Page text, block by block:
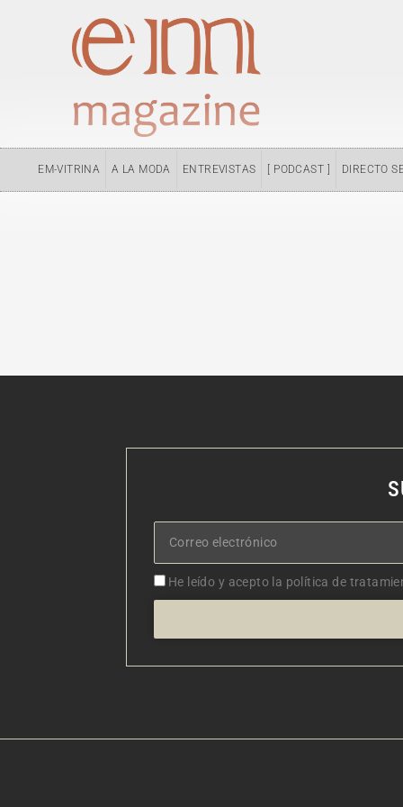
EM-VITRINA A LA MODA ENTREVISTAS [ PODCAST ] DIRECTO
Correo
electrónico
Aceptacion
He leído y acepto la política de